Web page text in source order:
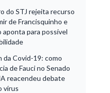
do STJ rejeita recurso
de Francisquinho e
aponta para possível
da Covid-19: como
de Fauci no Senado
reacendeu debate
vírus